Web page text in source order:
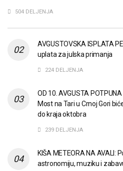
504 DELJENJA
AVGUSTOVSKA ISPLATA
uplata za julska primanja
224 DELJENJA
OD 10. AVGUSTA
Most na Tari u Crnoj Gori
do kraja oktobra
239 DELJENJA
KIŠA METEORA NA AVALI:
astronomiju, muziku i